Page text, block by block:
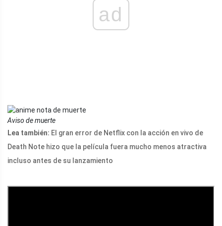
ad
Aviso de muerte
Lea también: El gran error de Netflix con la acción en vivo de
Death Note hizo que la película fuera mucho menos atractiva
incluso antes de su lanzamiento